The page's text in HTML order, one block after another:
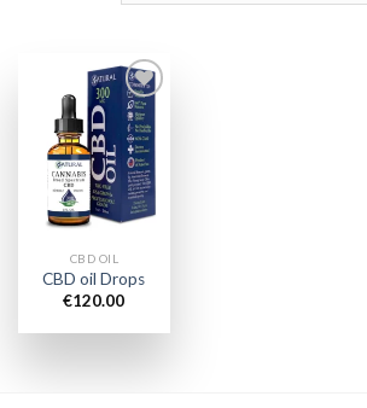
Add to
wishlist
CBD OIL
CBD oil Drops
€120.00